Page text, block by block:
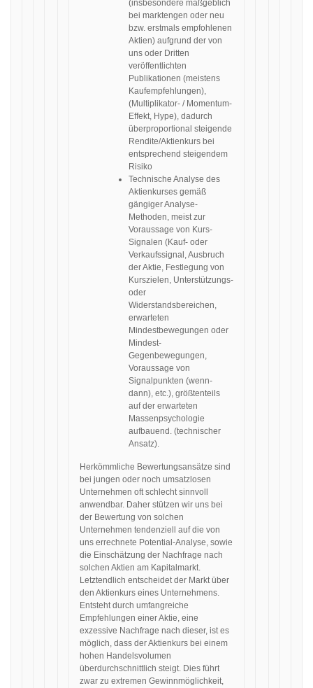
(insbesondere maßgeblich
bei marktengen oder neu
bzw. erstmals empfohlenen
Aktien) aufgrund der von
uns oder Dritten
veröffentlichten
Publikationen (meistens
Kaufempfehlungen),
(Multiplikator- / Momentum-
Effekt, Hype), dadurch
überproportional steigende
Rendite/Aktienkurs bei
entsprechend steigendem
Risiko
Technische Analyse des
Aktienkurses gemäß
gängiger Analyse-
Methoden, meist zur
Voraussage von Kurs-
Signalen (Kauf- oder
Verkaufssignal, Ausbruch
der Aktie, Festlegung von
Kurszielen, Unterstützungs-
oder
Widerstandsbereichen,
erwarteten
Mindestbewegungen oder
Mindest-
Gegenbewegungen,
Voraussage von
Signalpunkten (wenn-
dann), etc.), größtenteils
auf der erwarteten
Massenpsychologie
aufbauend. (technischer
Ansatz).
Herkömmliche Bewertungsansätze sind
bei jungen oder noch umsatzlosen
Unternehmen oft schlecht sinnvoll
anwendbar. Daher stützen wir uns bei
der Bewertung von solchen
Unternehmen tendenziell auf die von
uns errechnete Potential-Analyse, sowie
die Einschätzung der Nachfrage nach
solchen Aktien am Kapitalmarkt.
Letztendlich entscheidet der Markt über
den Aktienkurs eines Unternehmens.
Entsteht durch umfangreiche
Empfehlungen einer Aktie, eine
exzessive Nachfrage nach dieser, ist es
möglich, dass der Aktienkurs bei einem
hohen Handelsvolumen
überdurchschnittlich steigt. Dies führt
zwar zu extremen Gewinnmöglichkeit,